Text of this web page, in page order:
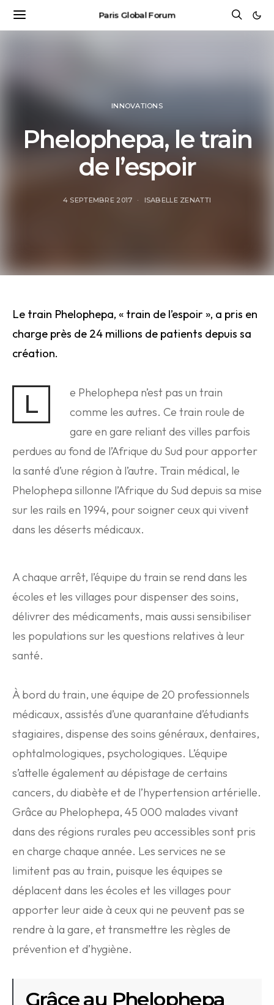
Paris Global Forum
INNOVATIONS
Phelophepa, le train
de l’espoir
4 SEPTEMBRE 2017 ISABELLE ZENATTI
Le train Phelophepa, « train de l’espoir », a pris en
charge près de 24 millions de patients depuis sa
création.
L
e Phelophepa n’est pas un train
comme les autres. Ce train roule de
gare en gare reliant des villes parfois
perdues au fond de l’Afrique du Sud pour apporter
la santé d’une région à l’autre. Train médical, le
Phelophepa sillonne l’Afrique du Sud depuis sa mise
sur les rails en 1994, pour soigner ceux qui vivent
dans les déserts médicaux.
A chaque arrêt, l’équipe du train se rend dans les
écoles et les villages pour dispenser des soins,
délivrer des médicaments, mais aussi sensibiliser
les populations sur les questions relatives à leur
santé.
À bord du train, une équipe de 20 professionnels
médicaux, assistés d’une quarantaine d’étudiants
stagiaires, dispense des soins généraux, dentaires,
ophtalmologiques, psychologiques. L’équipe
s’attelle également au dépistage de certains
cancers, du diabète et de l’hypertension artérielle.
Grâce au Phelophepa, 45 000 malades vivant
dans des régions rurales peu accessibles sont pris
en charge chaque année. Les services ne se
limitent pas au train, puisque les équipes se
déplacent dans les écoles et les villages pour
apporter leur aide à ceux qui ne peuvent pas se
rendre à la gare, et transmettre les règles de
prévention et d’hygiène.
Grâce au Phelophepa